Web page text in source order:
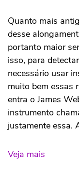
Quanto mais
desse
portanto maior
isso, para
necessário usar
muito bem essas
entra o James
instrumento
justamente essa.
Veja mais